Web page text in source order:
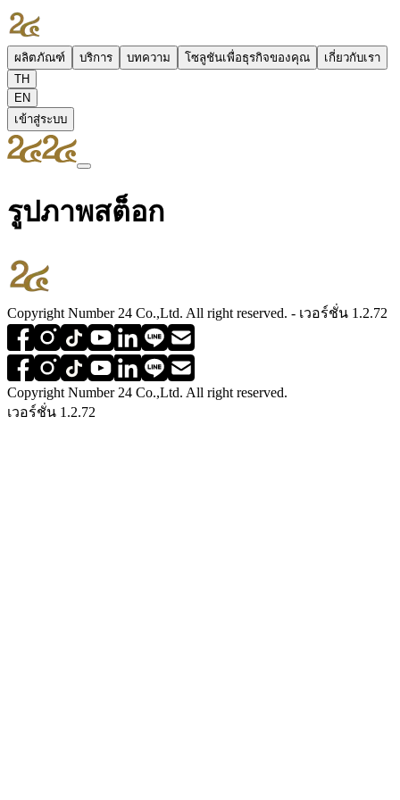
ผลิตภัณฑ์ บริการ บทความ โซลูชันเพื่อธุรกิจของคุณ
เกี่ยวกับเรา
TH
EN
เข้าสู่ระบบ
รูปภาพสต็อก
Copyright Number 24 Co.,Ltd. All right reserved. - เวอร์ชั่น 1.2.72
Copyright Number 24 Co.,Ltd. All right reserved.
เวอร์ชั่น 1.2.72